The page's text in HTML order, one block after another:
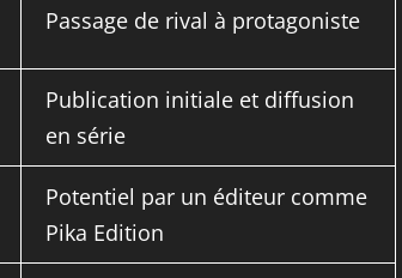
Passage de rival à protagoniste
Publication initiale et diffusion
en série
Potentiel par un éditeur comme
Pika Edition